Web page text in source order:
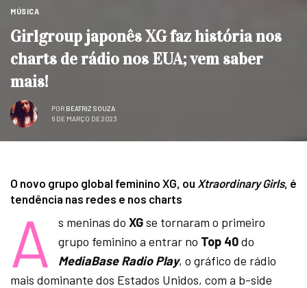
MÚSICA
Girlgroup japonês XG faz história nos
charts de rádio nos EUA; vem saber
mais!
POR BEATRIZ SOUZA
6 DE MARÇO DE 2023
O novo grupo global feminino XG, ou Xtraordinary Girls, é
tendência nas redes e nos charts
A s meninas do XGse tornaram o primeiro
grupo feminino a entrar no Top 40do
MediaBase Radio Play, o gráfico de rádio
mais dominante dos Estados Unidos, com a b-side